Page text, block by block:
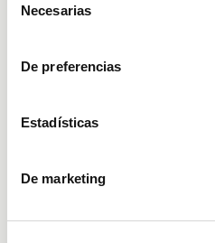
Necesarias
De preferencias
Estadísticas
De marketing